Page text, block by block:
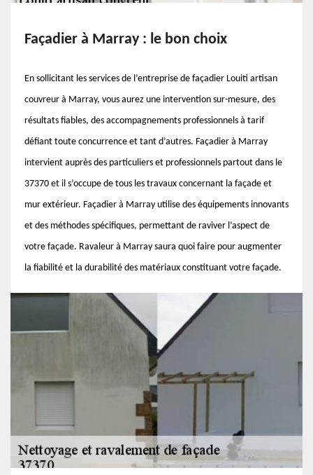
Façadier à Marray : le bon choix
En sollicitant les services de l’entreprise de façadier Louiti artisan
couvreur à Marray, vous aurez une intervention sur-mesure, des
résultats fiables, des accompagnements professionnels à tarif
défiant toute concurrence et tant d’autres. Façadier à Marray
intervient auprès des particuliers et professionnels partout dans le
37370 et il s’occupe de tous les travaux concernant la façade et
mur extérieur. Façadier à Marray utilise des équipements innovants
et des méthodes spécifiques, permettant de raviver l’aspect de
votre façade. Ravaleur à Marray saura quoi faire pour augmenter
la fiabilité et la durabilité des matériaux constituant votre façade.